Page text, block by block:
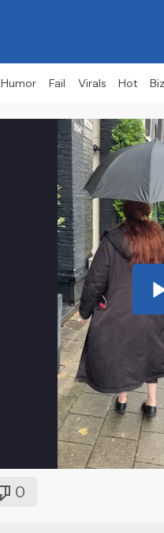
Humor Fail Virals Hot
0